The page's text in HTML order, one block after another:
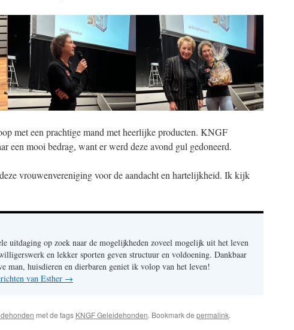
met een prachtige mand met heerlijke producten. KNGF
een mooi bedrag, want er werd deze avond gul gedoneerd.
vrouwenvereniging voor de aandacht en hartelijkheid. Ik kijk
uitdaging op zoek naar de mogelijkheden zoveel mogelijk uit het leven
en lekker sporten geven structuur en voldoening. Dankbaar
man, huisdieren en dierbaren geniet ik volop van het leven!
van Esther →
met de tags KNGF Geleidehonden. Bookmark de permalink.